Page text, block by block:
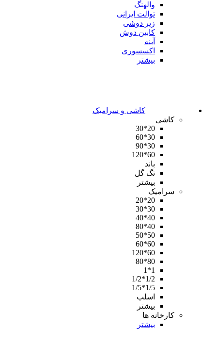
والهنگ
توالت ایرانی
زیر دوشی
کابین دوش
آینه
اکسسوری
بیشتر
کاشی و سرامیک
کاشی
20*30
30*60
30*90
60*120
باند
تگ گل
بیشتر
سرامیک
20*20
30*30
40*40
40*80
50*50
60*60
60*120
80*80
1*1
1/2*1/2
1/5*1/5
اسلب
بیشتر
کارخانه ها
بیشتر